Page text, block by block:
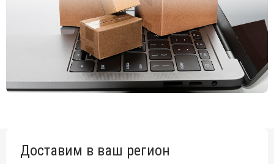
металлические поверхности мягкой тканью с
использованием воды или моющего средства и защищать их
маслом вазелина или автомобильным воском.
Доставим в ваш регион